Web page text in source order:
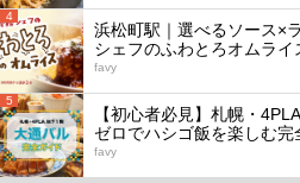
4
浜松町駅｜選べるソース×
シェフのふわとろオムライ
favy
5
【初心者必見】札幌・
ゼロでハシゴ飯を楽しむ完
favy